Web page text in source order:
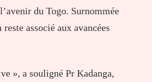
du Togo. Surnommée
associé aux avancées
», a souligné Pr Kadanga,